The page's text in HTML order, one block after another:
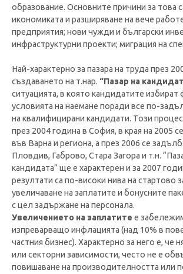
образование. Основните причини за това
икономиката и разширяване на вече
предприятия; нови чужди и български
инфраструктурни проекти; миграция на
Най-характерно за пазара на труда през
създаването на т.нар. “Пазар на
ситуацията, в която кандидатите избират
условията на наемане поради все по-
на квалифицирани кандидати. Този
през 2004 година в София, в края на 2005
във Варна и региона, а през 2006 се
Пловдив, Габрово, Стара Загора и т.н.
кандидата” ще е характерен и за 2007
резултати са по-високи нива на стартово
увеличаване на заплатите и бонусните
с цел задържане на персонала.
Увеличението на заплатите е
изпреварващо инфлацията (над 10% в
частния бизнес). Характерно за него е, че
или секторни зависимости, често не е
повишаване на производителността или